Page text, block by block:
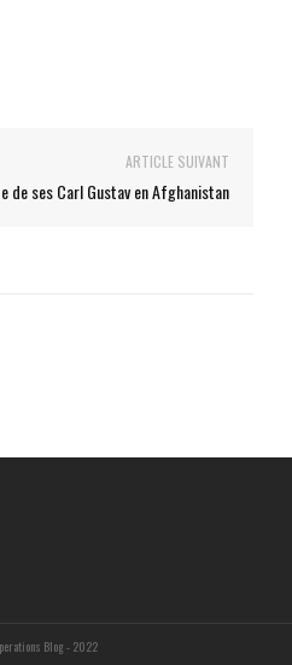
ARTICLE SUIVANT
de ses Carl Gustav en Afghanistan
Blog - 2022